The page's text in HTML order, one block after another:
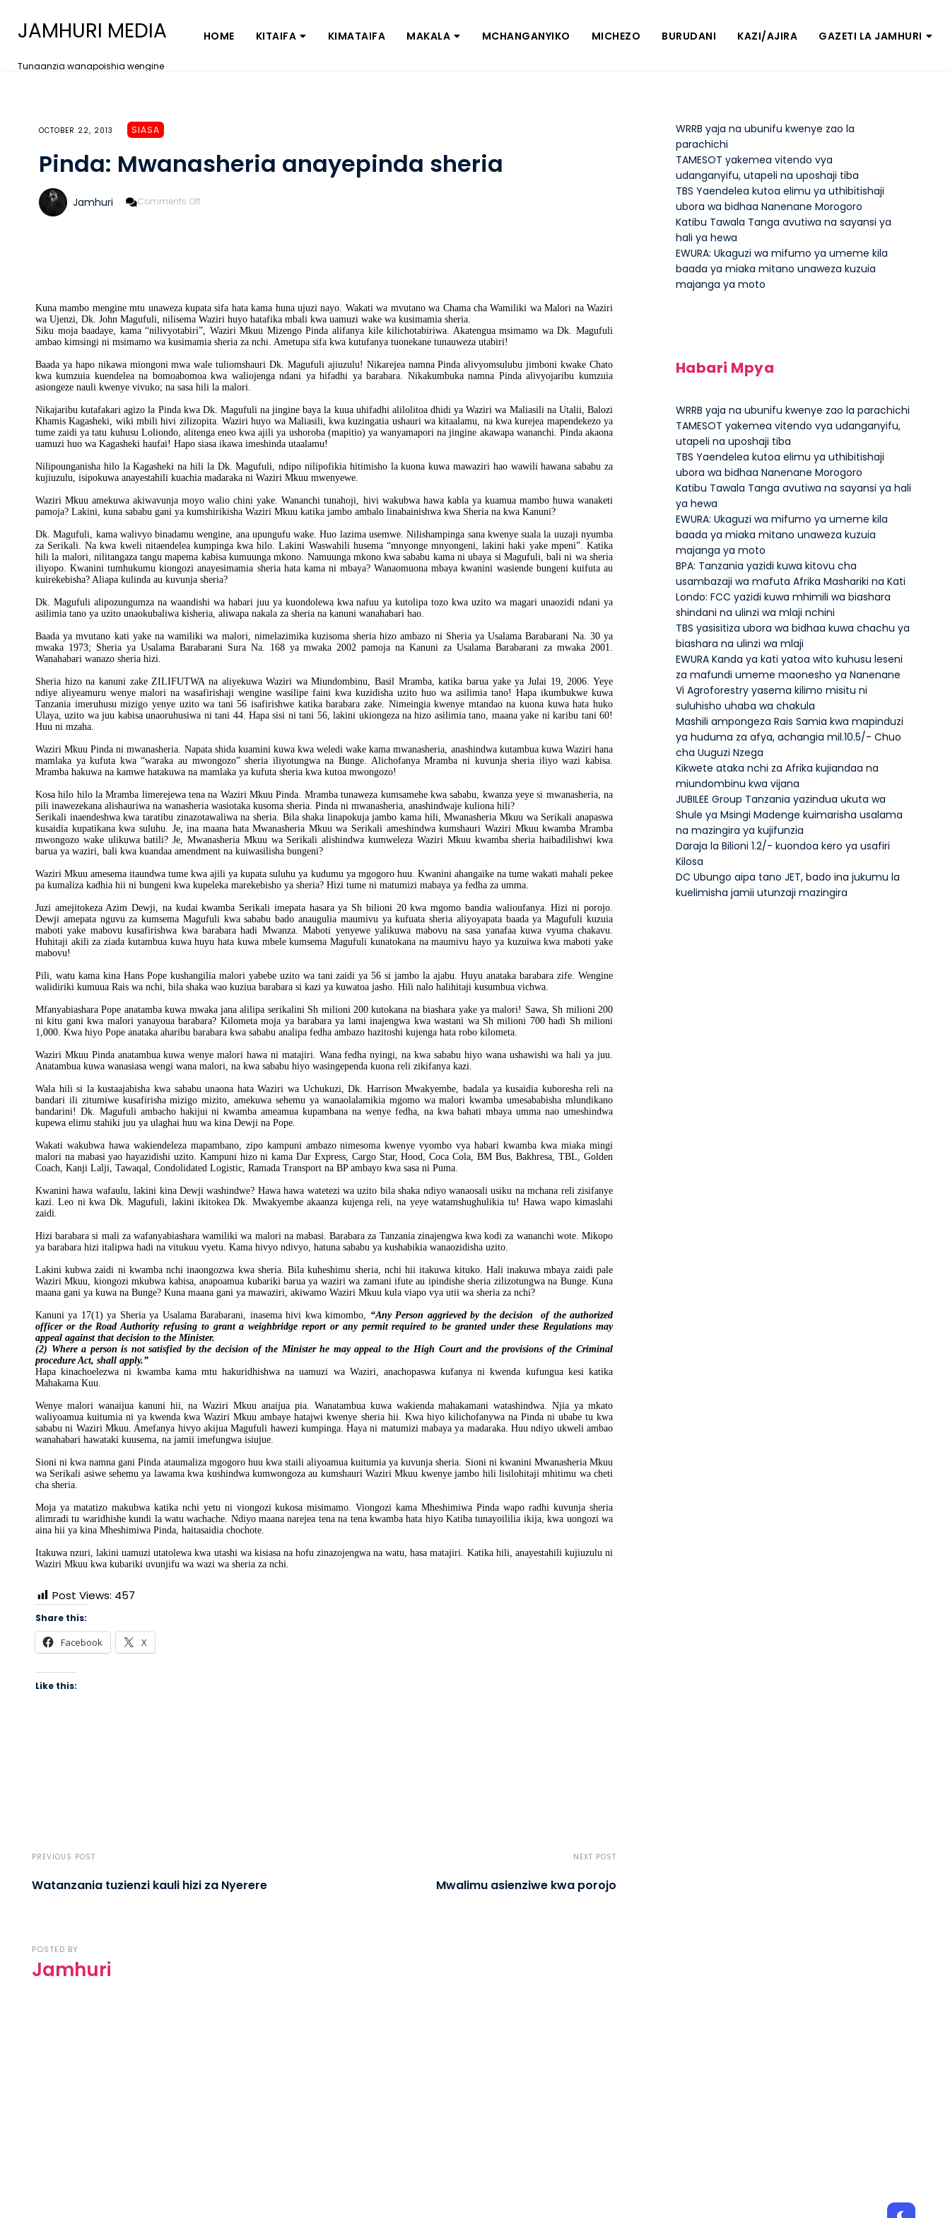
JAMHURI MEDIA
Tunaanzia wanapoishia wengine
HOME KITAIFA KIMATAIFA MAKALA MCHANGANYIKO MICHEZO BURUDANI KAZI/AJIRA GAZETI LA JAMHURI
OCTOBER 22, 2013 SIASA
Pinda: Mwanasheria anayepinda sheria
Jamhuri Comments Off
Kuna mambo mengine mtu unaweza kupata sifa hata kama huna ujuzi nayo. Wakati wa mvutano wa Chama cha Wamiliki wa Malori na Waziri
wa Ujenzi, Dk. John Magufuli, nilisema Waziri huyo hatafika mbali kwa uamuzi wake wa kusimamia sheria.
Siku moja baadaye, kama “nilivyotabiri”, Waziri Mkuu Mizengo Pinda alifanya kile kilichotabiriwa. Akatengua msimamo wa Dk. Magufuli
ambao kimsingi ni msimamo wa kusimamia sheria za nchi. Ametupa sifa kwa kutufanya tuonekane tunauweza utabiri!
Baada ya hapo nikawa miongoni mwa wale tuliomshauri Dk. Magufuli ajiuzulu! Nikarejea namna Pinda alivyomsulubu jimboni kwake Chato
kwa kumzuia kuendelea na bomoabomoa kwa waliojenga ndani ya hifadhi ya barabara. Nikakumbuka namna Pinda alivyojaribu kumzuia
asiongeze nauli kwenye vivuko; na sasa hili la malori.
Nikajaribu kutafakari agizo la Pinda kwa Dk. Magufuli na jingine baya la kuua uhifadhi alilolitoa dhidi ya Waziri wa Maliasili na Utalii, Balozi
Khamis Kagasheki, wiki mbili hivi zilizopita. Waziri huyo wa Maliasili, kwa kuzingatia ushauri wa kitaalamu, na kwa kurejea mapendekezo ya
tume zaidi ya tatu kuhusu Loliondo, alitenga eneo kwa ajili ya ushoroba (mapitio) ya wanyamapori na jingine akawapa wananchi. Pinda akaona
uamuzi huo wa Kagasheki haufai! Hapo siasa ikawa imeshinda utaalamu!
Nilipounganisha hilo la Kagasheki na hili la Dk. Magufuli, ndipo nilipofikia hitimisho la kuona kuwa mawaziri hao wawili hawana sababu za
kujiuzulu, isipokuwa anayestahili kuachia madaraka ni Waziri Mkuu mwenyewe.
Waziri Mkuu amekuwa akiwavunja moyo walio chini yake. Wananchi tunahoji, hivi wakubwa hawa kabla ya kuamua mambo huwa wanaketi
pamoja? Lakini, kuna sababu gani ya kumshirikisha Waziri Mkuu katika jambo ambalo linabainishwa kwa Sheria na kwa Kanuni?
Dk. Magufuli, kama walivyo binadamu wengine, ana upungufu wake. Huo lazima usemwe. Nilishampinga sana kwenye suala la uuzaji nyumba
za Serikali. Na kwa kweli nitaendelea kumpinga kwa hilo. Lakini Waswahili husema “mnyonge mnyongeni, lakini haki yake mpeni”. Katika
hili la malori, nilitangaza tangu mapema kabisa kumuunga mkono. Namuunga mkono kwa sababu kama ni ubaya si Magufuli, bali ni wa sheria
iliyopo. Kwanini tumhukumu kiongozi anayesimamia sheria hata kama ni mbaya? Wanaomuona mbaya kwanini wasiende bungeni kuifuta au
kuirekebisha? Aliapa kulinda au kuvunja sheria?
Dk. Magufuli alipozungumza na waandishi wa habari juu ya kuondolewa kwa nafuu ya kutolipa tozo kwa uzito wa magari unaozidi ndani ya
asilimia tano ya uzito unaokubaliwa kisheria, aliwapa nakala za sheria na kanuni wanahabari hao.
Baada ya mvutano kati yake na wamiliki wa malori, nimelazimika kuzisoma sheria hizo ambazo ni Sheria ya Usalama Barabarani Na. 30 ya
mwaka 1973; Sheria ya Usalama Barabarani Sura Na. 168 ya mwaka 2002 pamoja na Kanuni za Usalama Barabarani za mwaka 2001.
Wanahabari wanazo sheria hizi.
Sheria hizo na kanuni zake ZILIFUTWA na aliyekuwa Waziri wa Miundombinu, Basil Mramba, katika barua yake ya Julai 19, 2006. Yeye
ndiye aliyeamuru wenye malori na wasafirishaji wengine wasilipe faini kwa kuzidisha uzito huo wa asilimia tano! Hapa ikumbukwe kuwa
Tanzania imeruhusu mizigo yenye uzito wa tani 56 isafirishwe katika barabara zake. Nimeingia kwenye mtandao na kuona kuwa hata huko
Ulaya, uzito wa juu kabisa unaoruhusiwa ni tani 44. Hapa sisi ni tani 56, lakini ukiongeza na hizo asilimia tano, maana yake ni karibu tani 60!
Huu ni mzaha.
Waziri Mkuu Pinda ni mwanasheria. Napata shida kuamini kuwa kwa weledi wake kama mwanasheria, anashindwa kutambua kuwa Waziri hana
mamlaka ya kufuta kwa “waraka au mwongozo” sheria iliyotungwa na Bunge. Alichofanya Mramba ni kuvunja sheria iliyo wazi kabisa.
Mramba hakuwa na kamwe hatakuwa na mamlaka ya kufuta sheria kwa kutoa mwongozo!
Kosa hilo hilo la Mramba limerejewa tena na Waziri Mkuu Pinda. Mramba tunaweza kumsamehe kwa sababu, kwanza yeye si mwanasheria, na
pili inawezekana alishauriwa na wanasheria wasiotaka kusoma sheria. Pinda ni mwanasheria, anashindwaje kuliona hili?
Serikali inaendeshwa kwa taratibu zinazotawaliwa na sheria. Bila shaka linapokuja jambo kama hili, Mwanasheria Mkuu wa Serikali anapaswa
kusaidia kupatikana kwa suluhu. Je, ina maana hata Mwanasheria Mkuu wa Serikali ameshindwa kumshauri Waziri Mkuu kwamba Mramba
mwongozo wake ulikuwa batili? Je, Mwanasheria Mkuu wa Serikali alishindwa kumweleza Waziri Mkuu kwamba sheria haibadilishwi kwa
barua ya waziri, bali kwa kuandaa amendment na kuiwasilisha bungeni?
Waziri Mkuu amesema itaundwa tume kwa ajili ya kupata suluhu ya kudumu ya mgogoro huu. Kwanini ahangaike na tume wakati mahali pekee
pa kumaliza kadhia hii ni bungeni kwa kupeleka marekebisho ya sheria? Hizi tume ni matumizi mabaya ya fedha za umma.
Juzi amejitokeza Azim Dewji, na kudai kwamba Serikali imepata hasara ya Sh bilioni 20 kwa mgomo bandia walioufanya. Hizi ni porojo.
Dewji amepata nguvu za kumsema Magufuli kwa sababu bado anaugulia maumivu ya kufuata sheria aliyoyapata baada ya Magufuli kuzuia
maboti yake mabovu kusafirishwa kwa barabara hadi Mwanza. Maboti yenyewe yalikuwa mabovu na sasa yanafaa kuwa vyuma chakavu.
Huhitaji akili za ziada kutambua kuwa huyu hata kuwa mbele kumsema Magufuli kunatokana na maumivu hayo ya kuzuiwa kwa maboti yake
mabovu!
Pili, watu kama kina Hans Pope kushangilia malori yabebe uzito wa tani zaidi ya 56 si jambo la ajabu. Huyu anataka barabara zife. Wengine
walidiriki kumuua Rais wa nchi, bila shaka wao kuziua barabara si kazi ya kuwatoa jasho. Hili nalo halihitaji kusumbua vichwa.
Mfanyabiashara Pope anatamba kuwa mwaka jana alilipa serikalini Sh milioni 200 kutokana na biashara yake ya malori! Sawa, Sh milioni 200
ni kitu gani kwa malori yanayoua barabara? Kilometa moja ya barabara ya lami inajengwa kwa wastani wa Sh milioni 700 hadi Sh milioni
1,000. Kwa hiyo Pope anataka aharibu barabara kwa sababu analipa fedha ambazo hazitoshi kujenga hata robo kilometa.
Waziri Mkuu Pinda anatambua kuwa wenye malori hawa ni matajiri. Wana fedha nyingi, na kwa sababu hiyo wana ushawishi wa hali ya juu.
Anatambua kuwa wanasiasa wengi wana malori, na kwa sababu hiyo wasingependa kuona reli zikifanya kazi.
Wala hili si la kustaajabisha kwa sababu unaona hata Waziri wa Uchukuzi, Dk. Harrison Mwakyembe, badala ya kusaidia kuboresha reli na
bandari ili zitumiwe kusafirisha mizigo mizito, amekuwa sehemu ya wanaolalamikia mgomo wa malori kwamba umesababisha mlundikano
bandarini! Dk. Magufuli ambacho hakijui ni kwamba ameamua kupambana na wenye fedha, na kwa bahati mbaya umma nao umeshindwa
kupewa elimu stahiki juu ya ulaghai huu wa kina Dewji na Pope.
Wakati wakubwa hawa wakiendeleza mapambano, zipo kampuni ambazo nimesoma kwenye vyombo vya habari kwamba kwa miaka mingi
malori na mabasi yao hayazidishi uzito. Kampuni hizo ni kama Dar Express, Cargo Star, Hood, Coca Cola, BM Bus, Bakhresa, TBL, Golden
Coach, Kanji Lalji, Tawaqal, Condolidated Logistic, Ramada Transport na BP ambayo kwa sasa ni Puma.
Kwanini hawa wafaulu, lakini kina Dewji washindwe? Hawa hawa watetezi wa uzito bila shaka ndiyo wanaosali usiku na mchana reli zisifanye
kazi. Leo ni kwa Dk. Magufuli, lakini ikitokea Dk. Mwakyembe akaanza kujenga reli, na yeye watamshughulikia tu! Hawa wapo kimaslahi
zaidi.
Hizi barabara si mali za wafanyabiashara wamiliki wa malori na mabasi. Barabara za Tanzania zinajengwa kwa kodi za wananchi wote. Mikopo
ya barabara hizi italipwa hadi na vitukuu vyetu. Kama hivyo ndivyo, hatuna sababu ya kushabikia wanaozidisha uzito.
Lakini kubwa zaidi ni kwamba nchi inaongozwa kwa sheria. Bila kuheshimu sheria, nchi hii itakuwa kituko. Hali inakuwa mbaya zaidi pale
Waziri Mkuu, kiongozi mkubwa kabisa, anapoamua kubariki barua ya waziri wa zamani ifute au ipindishe sheria zilizotungwa na Bunge. Kuna
maana gani ya kuwa na Bunge? Kuna maana gani ya mawaziri, akiwamo Waziri Mkuu kula viapo vya utii wa sheria za nchi?
Kanuni ya 17(1) ya Sheria ya Usalama Barabarani, inasema hivi kwa kimombo, “Any Person aggrieved by the decision of the authorized
officer or the Road Authority refusing to grant a weighbridge report or any permit required to be granted under these Regulations may
appeal against that decision to the Minister.
(2) Where a person is not satisfied by the decision of the Minister he may appeal to the High Court and the provisions of the Criminal
procedure Act, shall apply.”
Hapa kinachoelezwa ni kwamba kama mtu hakuridhishwa na uamuzi wa Waziri, anachopaswa kufanya ni kwenda kufungua kesi katika
Mahakama Kuu.
Wenye malori wanaijua kanuni hii, na Waziri Mkuu anaijua pia. Wanatambua kuwa wakienda mahakamani watashindwa. Njia ya mkato
waliyoamua kuitumia ni ya kwenda kwa Waziri Mkuu ambaye hatajwi kwenye sheria hii. Kwa hiyo kilichofanywa na Pinda ni ubabe tu kwa
sababu ni Waziri Mkuu. Amefanya hivyo akijua Magufuli hawezi kumpinga. Haya ni matumizi mabaya ya madaraka. Huu ndiyo ukweli ambao
wanahabari hawataki kuusema, na jamii imefungwa isiujue.
Sioni ni kwa namna gani Pinda ataumaliza mgogoro huu kwa staili aliyoamua kuitumia ya kuvunja sheria. Sioni ni kwanini Mwanasheria Mkuu
wa Serikali asiwe sehemu ya lawama kwa kushindwa kumwongoza au kumshauri Waziri Mkuu kwenye jambo hili lisilohitaji mhitimu wa cheti
cha sheria.
Moja ya matatizo makubwa katika nchi yetu ni viongozi kukosa misimamo. Viongozi kama Mheshimiwa Pinda wapo radhi kuvunja sheria
alimradi tu waridhishe kundi la watu wachache. Ndiyo maana narejea tena na tena kwamba hata hiyo Katiba tunayoililia ikija, kwa uongozi wa
aina hii ya kina Mheshimiwa Pinda, haitasaidia chochote.
Itakuwa nzuri, lakini uamuzi utatolewa kwa utashi wa kisiasa na hofu zinazojengwa na watu, hasa matajiri. Katika hili, anayestahili kujiuzulu ni
Waziri Mkuu kwa kubariki uvunjifu wa wazi wa sheria za nchi.
Post Views: 457
Share this:
Facebook X
Like this:
PREVIOUS POST
Watanzania tuzienzi kauli hizi za Nyerere
NEXT POST
Mwalimu asienziwe kwa porojo
POSTED BY
Jamhuri
WRRB yaja na ubunifu kwenye zao la
parachichi
TAMESOT yakemea vitendo vya
udanganyifu, utapeli na uposhaji tiba
TBS Yaendelea kutoa elimu ya uthibitishaji
ubora wa bidhaa Nanenane Morogoro
Katibu Tawala Tanga avutiwa na sayansi ya
hali ya hewa
EWURA: Ukaguzi wa mifumo ya umeme kila
baada ya miaka mitano unaweza kuzuia
majanga ya moto
Habari Mpya
WRRB yaja na ubunifu kwenye zao la parachichi
TAMESOT yakemea vitendo vya udanganyifu,
utapeli na uposhaji tiba
TBS Yaendelea kutoa elimu ya uthibitishaji
ubora wa bidhaa Nanenane Morogoro
Katibu Tawala Tanga avutiwa na sayansi ya hali
ya hewa
EWURA: Ukaguzi wa mifumo ya umeme kila
baada ya miaka mitano unaweza kuzuia
majanga ya moto
BPA: Tanzania yazidi kuwa kitovu cha
usambazaji wa mafuta Afrika Mashariki na Kati
Londo: FCC yazidi kuwa mhimili wa biashara
shindani na ulinzi wa mlaji nchini
TBS yasisitiza ubora wa bidhaa kuwa chachu ya
biashara na ulinzi wa mlaji
EWURA Kanda ya kati yatoa wito kuhusu leseni
za mafundi umeme maonesho ya Nanenane
Vi Agroforestry yasema kilimo misitu ni
suluhisho uhaba wa chakula
Mashili ampongeza Rais Samia kwa mapinduzi
ya huduma za afya, achangia mil.10.5/- Chuo
cha Uuguzi Nzega
Kikwete ataka nchi za Afrika kujiandaa na
miundombinu kwa vijana
JUBILEE Group Tanzania yazindua ukuta wa
Shule ya Msingi Madenge kuimarisha usalama
na mazingira ya kujifunzia
Daraja la Bilioni 1.2/- kuondoa kero ya usafiri
Kilosa
DC Ubungo aipa tano JET, bado ina jukumu la
kuelimisha jamii utunzaji mazingira